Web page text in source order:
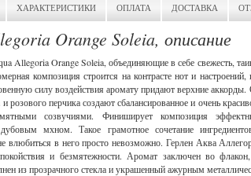
ХАРАКТЕРИСТИКИ ОПЛАТА ДОСТАВКА
Orange Soleia, описание
Allegoria Orange Soleia, объединяющие в себе свежесть,
композиция строится на контрасте нот и настроений,
силу воздействия аромату придают верхние аккорды.
розового перчика создают сбалансированное и очень
созвучиями. Финиширует композиция
мхном. Такое грамотное сочетание
влюбиться в него просто невозможно. Герлен Аква
и безмятежности. Аромат заключен во
из прозрачного стекла и украшенный ажурным